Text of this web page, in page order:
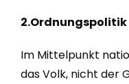
2.Ordnungspolitik
Im Mittelpunkt
das Volk, nicht der